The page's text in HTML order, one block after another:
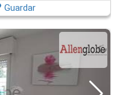
Guardar